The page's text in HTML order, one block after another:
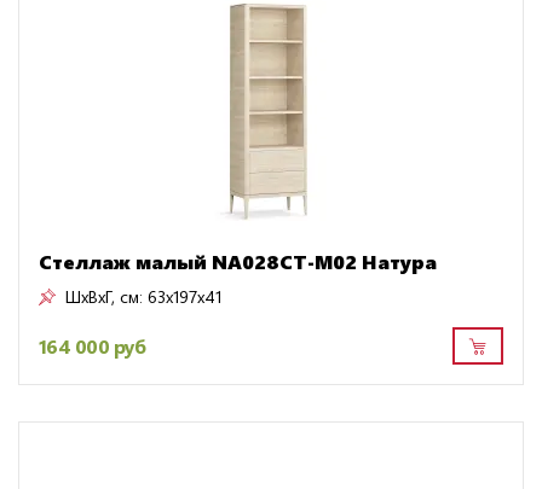
Стеллаж малый NA028CT-M02 Натура
ШxВxГ, см: 63x197x41
164 000 руб